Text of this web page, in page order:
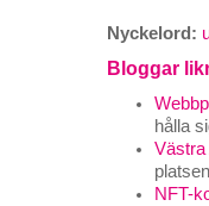
Nyckelord:
Bloggar
hålla
Västra
NFT-